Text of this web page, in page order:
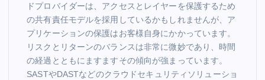
ドプロバイダーは、アクセスとレイヤーを保護するため
の共有責任モデルを採用しているかもしれませんが、ア
プリケーションの保護はお客様自身にかかっています。
リスクとリターンのバランスは非常に微妙であり、時間
の経過とともにますますその傾向が強まっています。
SASTやDASTなどのクラウドセキュリティソリューショ